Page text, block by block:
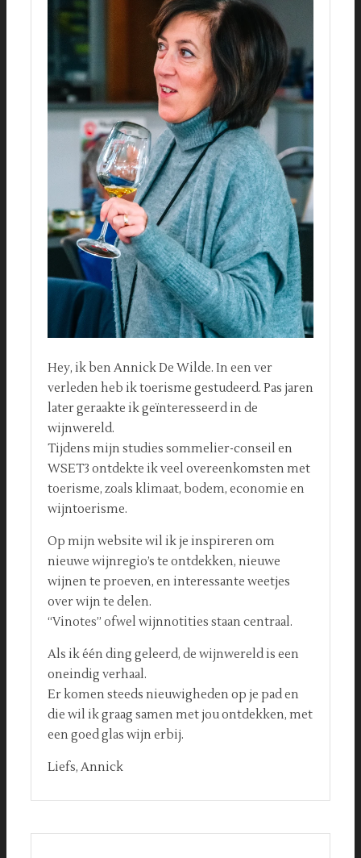
Hey, ik ben Annick De Wilde. In een ver
verleden heb ik toerisme gestudeerd. Pas jaren
later geraakte ik geïnteresseerd in de
wijnwereld.
Tijdens mijn studies sommelier-conseil en
WSET3 ontdekte ik veel overeenkomsten met
toerisme, zoals klimaat, bodem, economie en
wijntoerisme.
Op mijn website wil ik je inspireren om
nieuwe wijnregio’s te ontdekken, nieuwe
wijnen te proeven, en interessante weetjes
over wijn te delen.
“Vinotes” ofwel wijnnotities staan centraal.
Als ik één ding geleerd, de wijnwereld is een
oneindig verhaal.
Er komen steeds nieuwigheden op je pad en
die wil ik graag samen met jou ontdekken, met
een goed glas wijn erbij.
Liefs, Annick